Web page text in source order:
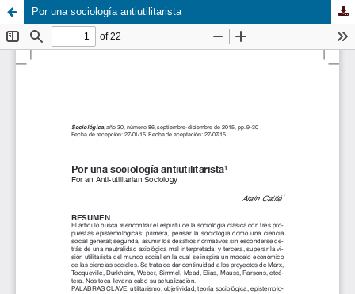
Por una sociología antiutilitarista